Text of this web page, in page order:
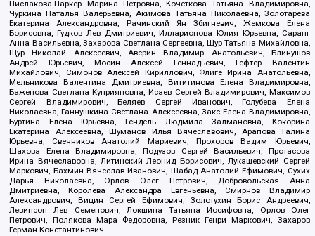
Пислакова-Паркер Марина Петровна, Кочеткова Татьяна Владимировна,
Чуркина Наталья Валерьевна, Акимова Татьяна Николаевна, Золотарева
Екатерина Александровна, Рачинский Ян Збигневич, Жемкова Елена
Борисовна, Гудков Лев Дмитриевич, Илларионова Юлия Юрьевна, Саранг
Анна Васильевна, Захарова Светлана Сергеевна, Щур Татьяна Михайловна,
Щур Николай Алексеевич, Аверин Владимир Анатольевич, Блинушов
Андрей Юрьевич, Мосин Алексей Геннадьевич, Гефтер Валентин
Михайлович, Симонов Алексей Кириллович, Флиге Ирина Анатольевна,
Мельникова Валентина Дмитриевна, Вититинова Елена Владимировна,
Баженова Светлана Куприяновна, Исаев Сергей Владимирович, Максимов
Сергей Владимирович, Беляев Сергей Иванович, Голубева Елена
Николаевна, Ганнушкина Светлана Алексеевна, Закс Елена Владимировна,
Буртина Елена Юрьевна, Гендель Людмила Залмановна, Кокорина
Екатерина Алексеевна, Шуманов Илья Вячеславович, Арапова Галина
Юрьевна, Свечников Анатолий Мариевич, Прохоров Вадим Юрьевич,
Шахова Елена Владимировна, Подузов Сергей Васильевич, Протасова
Ирина Вячеславовна, Литинский Леонид Борисович, Лукашевский Сергей
Маркович, Бахмин Вячеслав Иванович, Шабад Анатолий Ефимович, Сухих
Дарья Николаевна, Орлов Олег Петрович, Добровольская Анна
Дмитриевна, Королева Александра Евгеньевна, Смирнов Владимир
Александрович, Вицин Сергей Ефимович, Золотухин Борис Андреевич,
Левинсон Лев Семенович, Локшина Татьяна Иосифовна, Орлов Олег
Петрович, Полякова Мара Федоровна, Резник Генри Маркович, Захаров
Герман Константинович